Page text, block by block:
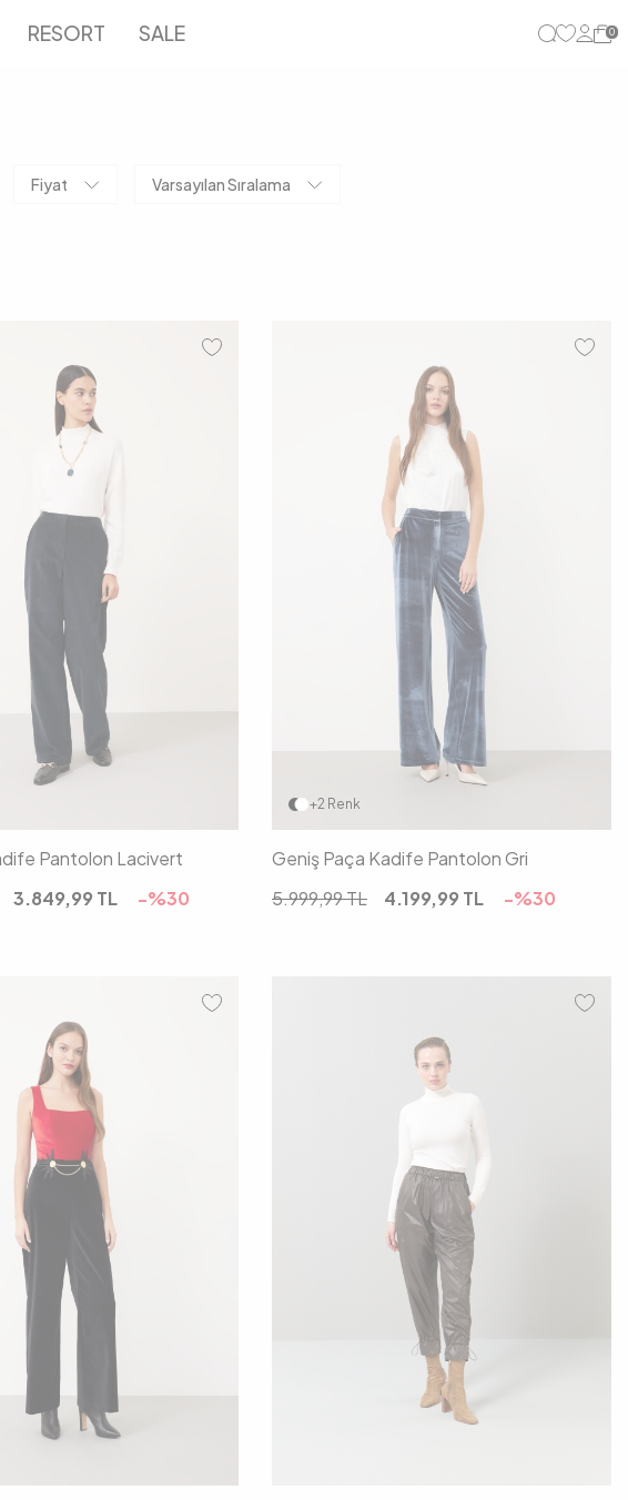
RESORT SALE 0
Fiyat Varsayılan Sıralama
38
Pantolon Lacivert
3.849,99 TL -%30
+2 Renk
38
Geniş Paça Kadife Pantolon Gri
5.999,99TL 4.199,99 TL -%30
40 38